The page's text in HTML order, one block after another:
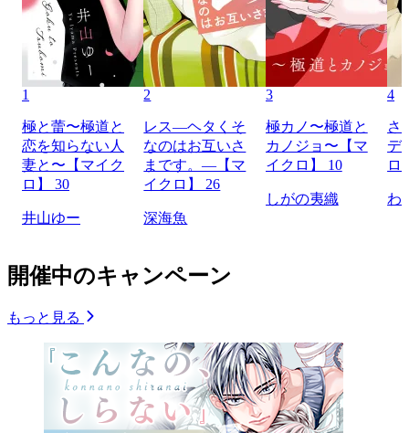
1
極と蕾〜極道と
恋を知らない人
妻と〜【マイク
ロ】 30
井山ゆー
2
レス―ヘタくそ
なのはお互いさ
まです。―【マ
イクロ】 26
深海魚
3
極カノ〜極道と
カノジョ〜【マ
イクロ】 10
しがの夷織
4
さ
デ
ロ
わ
開催中のキャンペーン
もっと見る